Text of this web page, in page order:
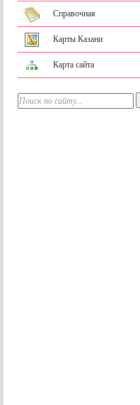
Справочная
Карты Казани
Карта сайта